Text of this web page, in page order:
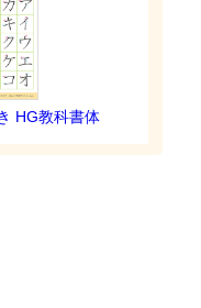
HG教科書体